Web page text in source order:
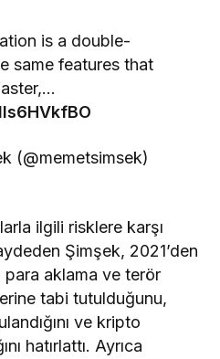
is a double-
same features that
(@memetsimsek)
ilgili risklere karşı
Şimşek, 2021’den
para aklama ve terör
tabi tutulduğunu,
ve kripto
hatırlattı. Ayrıca